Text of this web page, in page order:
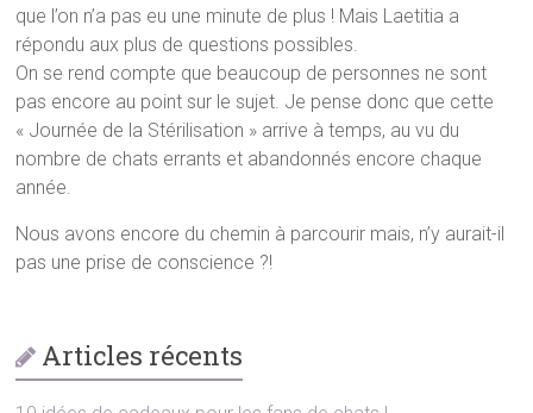
que l’on n’a pas eu une minute de plus ! Mais Laetitia a
répondu aux plus de questions possibles.
On se rend compte que beaucoup de personnes ne sont
pas encore au point sur le sujet. Je pense donc que cette
« Journée de la Stérilisation » arrive à temps, au vu du
nombre de chats errants et abandonnés encore chaque
année.
Nous avons encore du chemin à parcourir mais, n’y aurait-il
pas une prise de conscience ?!
Articles récents